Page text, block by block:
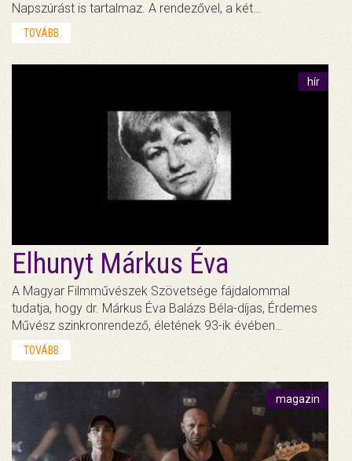
Napszúrást is tartalmaz. A rendezővel, a két…
TOVÁBB
hír
Elhunyt Márkus Éva
A Magyar Filmművészek Szövetsége fájdalommal
tudatja, hogy dr. Márkus Éva Balázs Béla-díjas, Érdemes
Művész szinkronrendező, életének 93-ik évében…
TOVÁBB
magazin